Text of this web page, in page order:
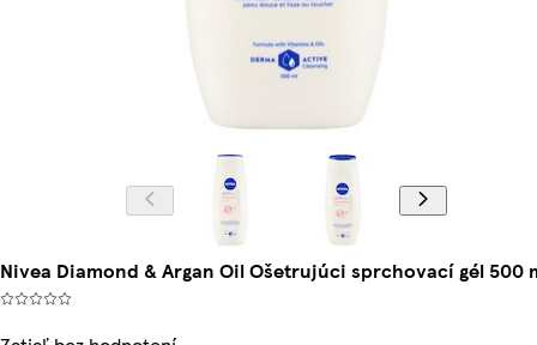
Nivea Diamond & Argan Oil Ošetrujúci sprchovací gél 500